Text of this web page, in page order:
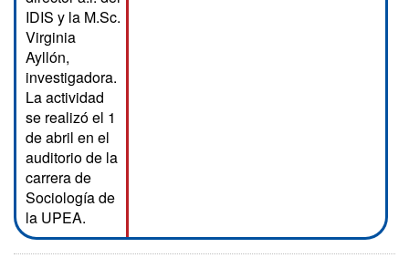
IDIS y la M.Sc.
Virginia
Ayllón,
investigadora.
La actividad
se realizó el 1
de abril en el
auditorio de la
carrera de
Sociología de
la UPEA.